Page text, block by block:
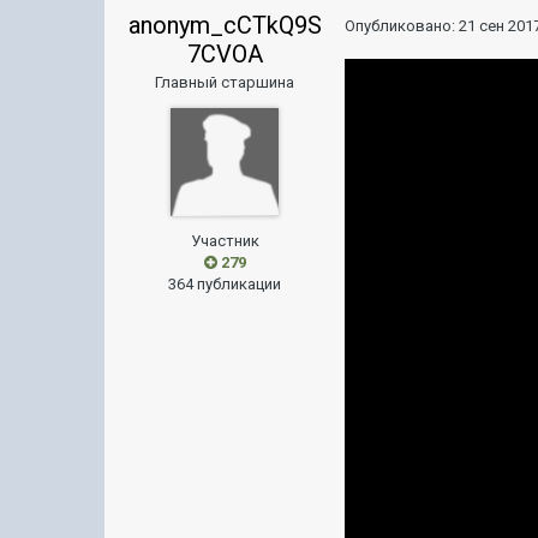
anonym_cCTkQ9S
7CVOA
Главный старшина
Участник
279
364 публикации
Опубликовано:21 сен